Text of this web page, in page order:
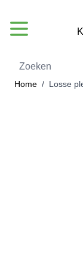
Zoeken
Home / Losse